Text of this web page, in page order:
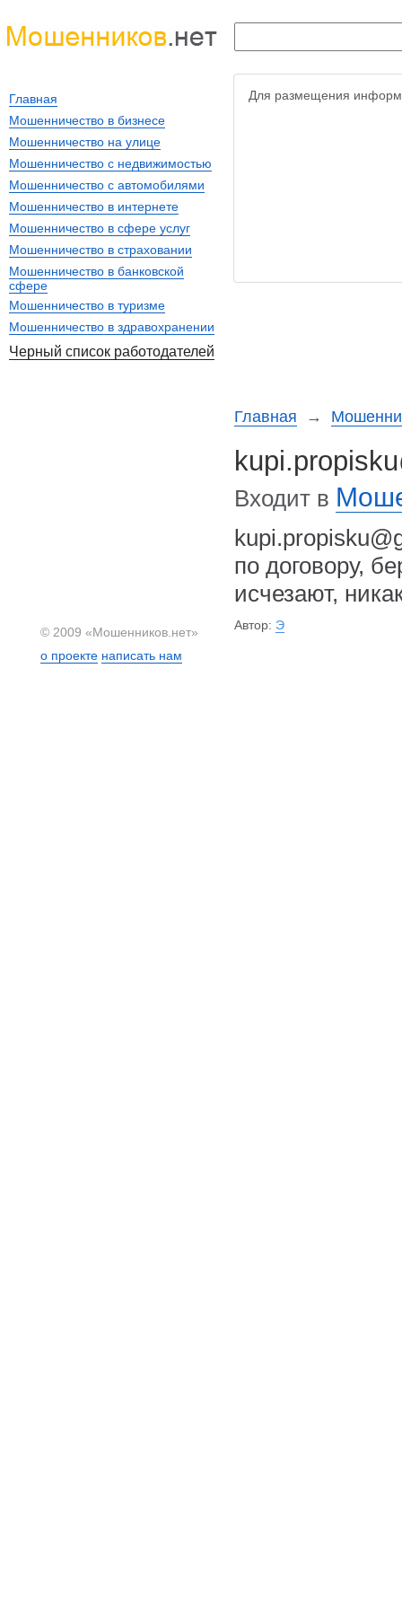
Для размещения
Главная →
Входит в
по договору,
исчезают,
Автор: Э
Главная
Мошенничество в бизнесе
Мошенничество на улице
Мошенничество с недвижимостью
Мошенничество с автомобилями
Мошенничество в интернете
Мошенничество в сфере услуг
Мошенничество в страховании
Мошенничество в банковской
сфере
Мошенничество в туризме
Мошенничество в здравохранении
Черный список работодателей
© 2009 «Мошенников.нет»
о проекте написать нам